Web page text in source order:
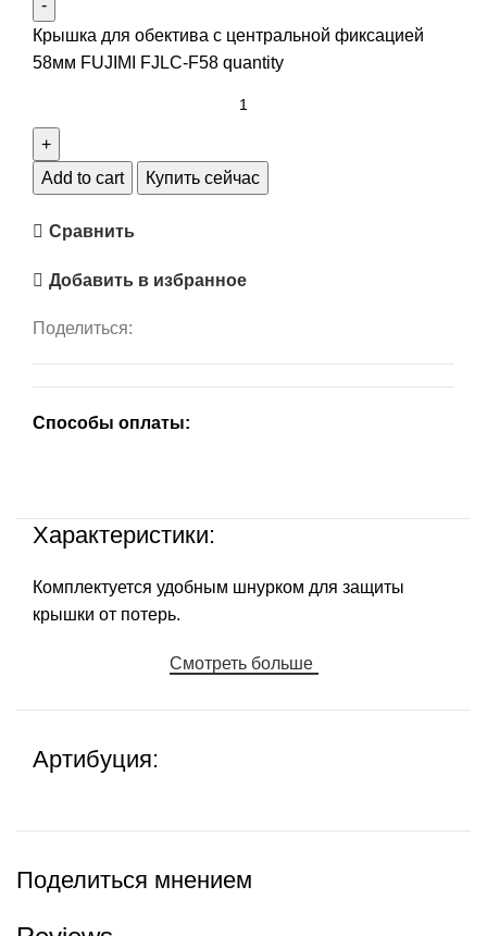
Крышка для обектива с центральной фиксацией
58мм FUJIMI FJLC-F58 quantity
Add to cart Купить сейчас
Сравнить
Добавить в избранное
Поделиться:
Способы оплаты:
Характеристики:
Комплектуется удобным шнурком для защиты
крышки от потерь.
Смотреть больше
Артибуция:
Поделиться мнением